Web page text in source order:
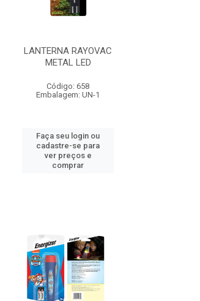
LANTERNA RAYOVAC
METAL LED
Código: 658
Embalagem: UN-1
Faça seu login ou
cadastre-se para
ver preços e
comprar